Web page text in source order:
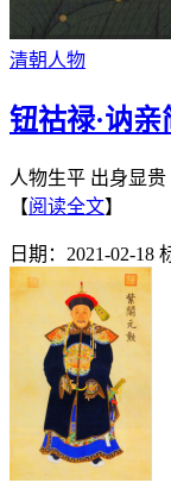
清朝人物
钮祜禄·讷
人物生平 出身显
【阅读全文】
日期：2021-02-18